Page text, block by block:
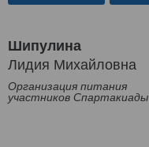
Шипулина
Лидия Михайловна
Организация питания
участников Спартакиады